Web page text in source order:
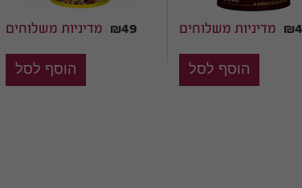
מדיניות משלוחים ₪49 מדיניות משלוחים